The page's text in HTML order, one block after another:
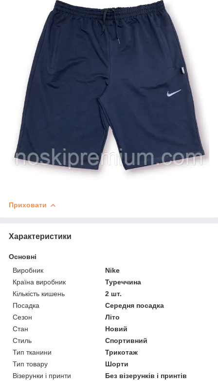
Приховати
Характеристики
Основні
Виробник
Nike
Країна виробник
Туреччина
Кількість кишень
2 шт.
Посадка
Середня посадка
Сезон
Літо
Стан
Новий
Стиль
Спортивний
Тип тканини
Трикотаж
Тип товару
Шорти
Візерунки і принти
Без візерунків і принтів